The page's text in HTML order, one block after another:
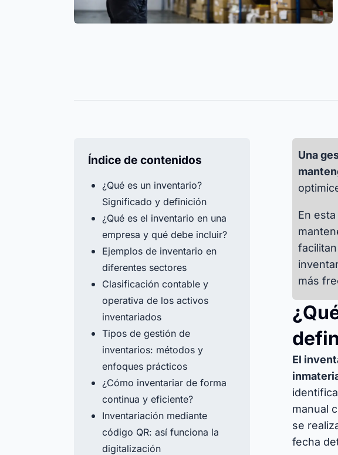
siempre bajo control. Todos los
todos los activos y
Centro de ayuda
Encuentra todas las respuestas a tus preguntas
APIs
Descubre
existentes
Una
En
más
El
manual
se
fecha
Índice de contenidos
¿Qué es un inventario?
Significado y definición
¿Qué es el inventario en una
empresa y qué debe incluir?
Ejemplos de inventario en
diferentes sectores
Clasificación contable y
operativa de los activos
inventariados
Tipos de gestión de
inventarios: métodos y
enfoques prácticos
¿Cómo inventariar de forma
continua y eficiente?
Inventariación mediante
código QR: así funciona la
digitalización